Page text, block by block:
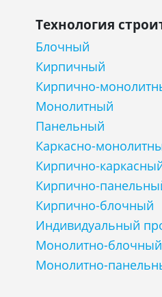
Технология
Блочный
Кирпичный
Кирпично-
Монолитный
Панельный
Каркасно-
Кирпично-
Кирпично-
Кирпично-блочный
Индивидуальный
Монолитно-блочный
Монолитно-